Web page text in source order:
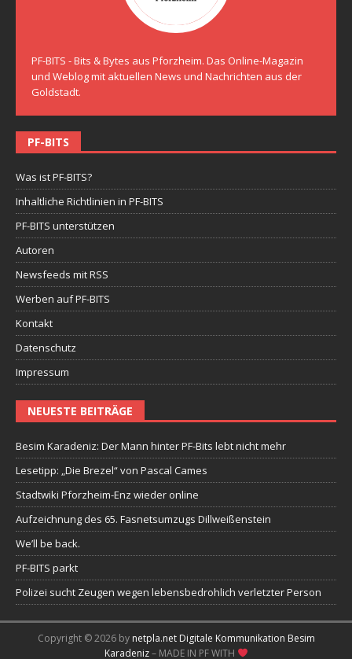
PF-BITS - Bits & Bytes aus Pforzheim. Das Online-Magazin
und Weblog mit aktuellen News und Nachrichten aus der
Goldstadt.
PF-BITS
Was ist PF-BITS?
Inhaltliche Richtlinien in PF-BITS
PF-BITS unterstützen
Autoren
Newsfeeds mit RSS
Werben auf PF-BITS
Kontakt
Datenschutz
Impressum
NEUESTE BEITRÄGE
Besim Karadeniz: Der Mann hinter PF-Bits lebt nicht mehr
Lesetipp: „Die Brezel“ von Pascal Cames
Stadtwiki Pforzheim-Enz wieder online
Aufzeichnung des 65. Fasnetsumzugs Dillweißenstein
We’ll be back.
PF-BITS parkt
Polizei sucht Zeugen wegen lebensbedrohlich verletzter Person
Copyright © 2026 by netpla.net Digitale Kommunikation Besim
Karadeniz– MADE IN PF WITH